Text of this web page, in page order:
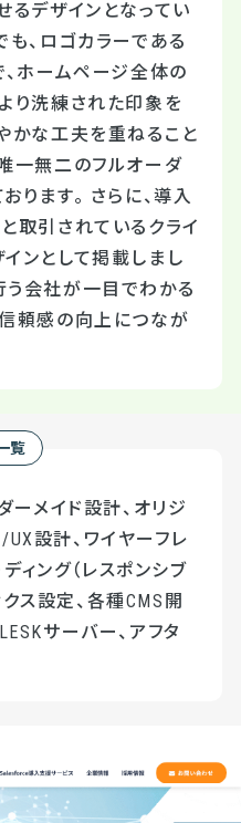
るデザインとなってい
も、ロゴカラーである
、ホームページ全体の
り洗練された印象を
かな工夫を重ねること
一無二のフルオーダ
ります。 さらに、導入
取引されているクライ
ンとして掲載しまし
う会社が一目でわかる
頼感の向上につなが
覧
ーメイド設計、オリジ
設計、ワイヤーフレ
ィング（レスポンシブ
クス設定、各種CMS開
サーバー、アフタ